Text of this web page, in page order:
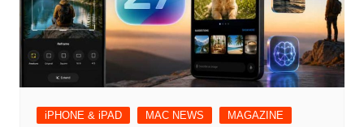
iPHONE & iPAD MAC NEWS MAGAZINE